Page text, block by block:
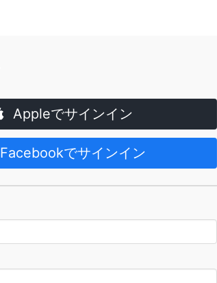
Appleでサインイン
Facebookでサインイン